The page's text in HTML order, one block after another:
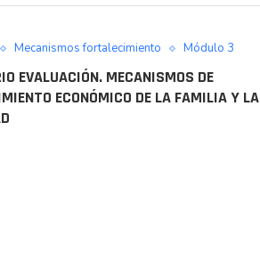
Mecanismos fortalecimiento Módulo 3
EVALUACIÓN. MECANISMOS DE
ECONÓMICO DE LA FAMILIA Y LA